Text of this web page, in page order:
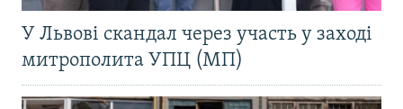
У Львові скандал через участь у заході
митрополита УПЦ (МП)